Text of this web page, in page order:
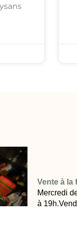
Vente à la
Mercredi
à